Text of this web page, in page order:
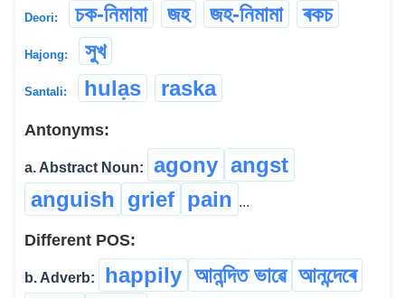
Deori: চক-নিমামা জহ জহ-নিমামা ৰকচ
Hajong: সুখ
Santali: hulạs raska
Antonyms:
a. Abstract Noun: agony angst
anguish grief pain ...
Different POS:
b. Adverb: happily আনন্দিত ভাৱে আনন্দেৰে